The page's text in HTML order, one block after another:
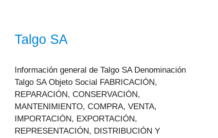
Talgo SA
Información general de Talgo SA Denominación
Talgo SA Objeto Social FABRICACIÓN,
REPARACIÓN, CONSERVACIÓN,
MANTENIMIENTO, COMPRA, VENTA,
IMPORTACIÓN, EXPORTACIÓN,
REPRESENTACIÓN, DISTRIBUCIÓN Y